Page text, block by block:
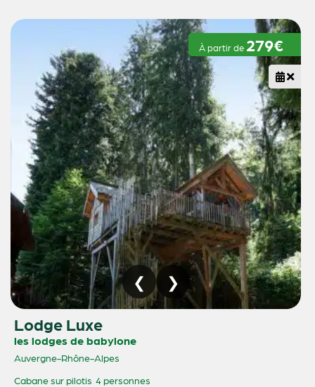
À partir de 279€
Lodge Luxe
les lodges de babylone
Auvergne-Rhône-Alpes
Cabane sur pilotis 4 personnes